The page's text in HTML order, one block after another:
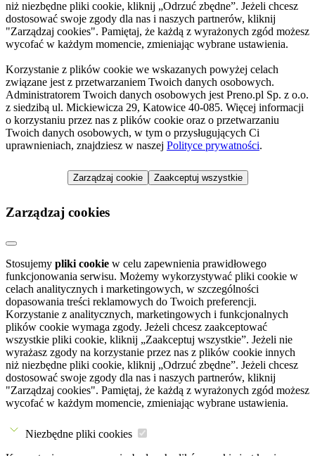
niż niezbędne pliki cookie, kliknij „Odrzuć zbędne”. Jeżeli chcesz
dostosować swoje zgody dla nas i naszych partnerów, kliknij
"Zarządzaj cookies". Pamiętaj, że każdą z wyrażonych zgód możesz
wycofać w każdym momencie, zmieniając wybrane ustawienia.
Korzystanie z plików cookie we wskazanych powyżej celach
związane jest z przetwarzaniem Twoich danych osobowych.
Administratorem Twoich danych osobowych jest Preno.pl Sp. z o.o.
z siedzibą ul. Mickiewicza 29, Katowice 40-085. Więcej informacji
o korzystaniu przez nas z plików cookie oraz o przetwarzaniu
Twoich danych osobowych, w tym o przysługujących Ci
uprawnieniach, znajdziesz w naszej Polityce prywatności.
Zarządzaj cookie Zaakceptuj wszystkie
Zarządzaj cookies
Stosujemy pliki cookie w celu zapewnienia prawidłowego
funkcjonowania serwisu. Możemy wykorzystywać pliki cookie w
celach analitycznych i marketingowych, w szczególności
dopasowania treści reklamowych do Twoich preferencji.
Korzystanie z analitycznych, marketingowych i funkcjonalnych
plików cookie wymaga zgody. Jeżeli chcesz zaakceptować
wszystkie pliki cookie, kliknij „Zaakceptuj wszystkie”. Jeżeli nie
wyrażasz zgody na korzystanie przez nas z plików cookie innych
niż niezbędne pliki cookie, kliknij „Odrzuć zbędne”. Jeżeli chcesz
dostosować swoje zgody dla nas i naszych partnerów, kliknij
"Zarządzaj cookies". Pamiętaj, że każdą z wyrażonych zgód możesz
wycofać w każdym momencie, zmieniając wybrane ustawienia.
Niezbędne pliki cookies